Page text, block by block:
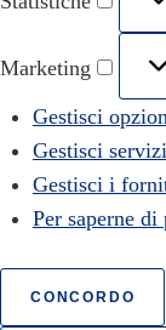
Marketing
Gestisci
Gestisci servizi
Gestisci i
Per saperne
CONCORDO